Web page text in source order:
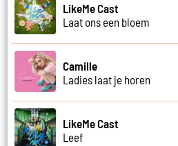
LikeMe Cast
Laat ons een bloem
Camille
Ladies laat je horen
LikeMe Cast
Leef